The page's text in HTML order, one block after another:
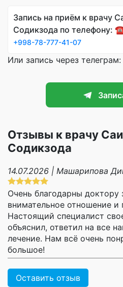
Запись на приём к врачу
Содикзода по телефону:
+998-78-777-41-07
Или запись через телеграм:
Отзывы к врачу
Содикзода
14.07.2026 | Машарипова
Очень благодарны доктору
внимательное отношение и
Настоящий специалист
объяснил, ответил на все
лечение. Нам всё очень
большое!
Оставить отзыв